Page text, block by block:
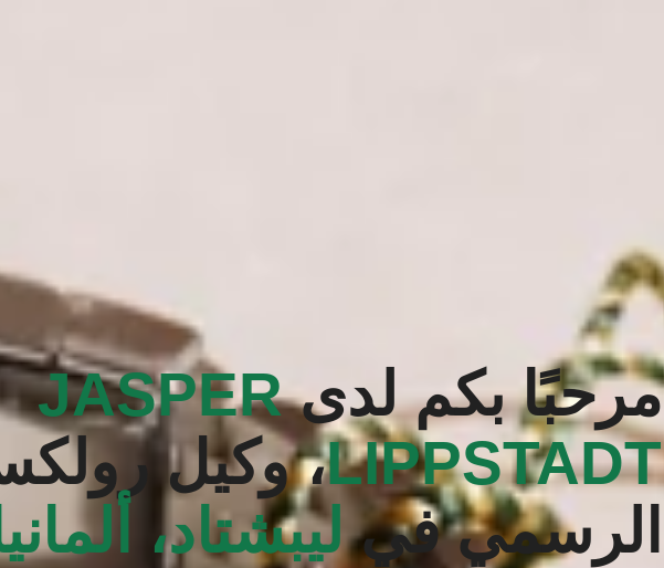
مرحبًا بكم لدى‭JASPER
LIPPSTADT‬، وكيل
الرسمي فيليبشتاد،